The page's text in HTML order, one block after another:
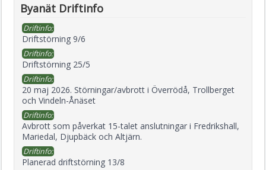
Byanät Driftinfo
Driftinfo:
Driftstörning 9/6
Driftinfo:
Driftstörning 25/5
Driftinfo:
20 maj 2026. Störningar/avbrott i Överrödå, Trollberget
och Vindeln-Ånäset
Driftinfo:
Avbrott som påverkat 15-talet anslutningar i Fredrikshall,
Mariedal, Djupbäck och Altjärn.
Driftinfo:
Planerad driftstörning 13/8